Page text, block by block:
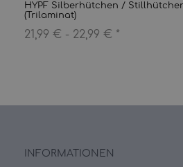
HYPF Silberhütchen /
(Trilaminat)
21,99 € - 22,99 € *
INFORMATIONEN